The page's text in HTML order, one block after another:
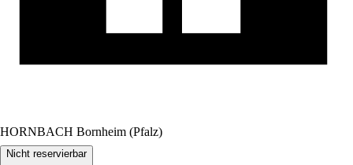
HORNBACH Bornheim (Pfalz)
Nicht reservierbar